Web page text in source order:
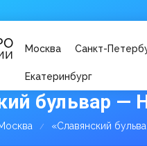
Москва Санкт-
Екатеринбург
бульвар —
«Славянский